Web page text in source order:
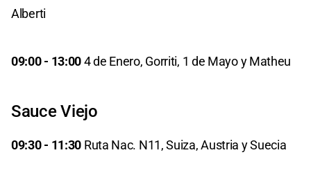
Alberti
09:00 - 13:004 de Enero, Gorriti, 1 de Mayo y Matheu
Sauce Viejo
09:30 - 11:30 Ruta Nac. N11, Suiza, Austria y Suecia